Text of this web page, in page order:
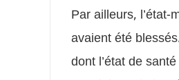
Par ailleurs,
avaient été
dont l’état de